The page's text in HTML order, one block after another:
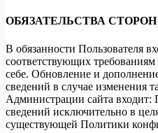
ОБЯЗАТЕЛЬСТВА СТОРОН
В обязанности Пользователя
соответствующих
себе. Обновление и
сведений в случае изменения
Администрации сайта
сведений исключительно в
существующей Политики